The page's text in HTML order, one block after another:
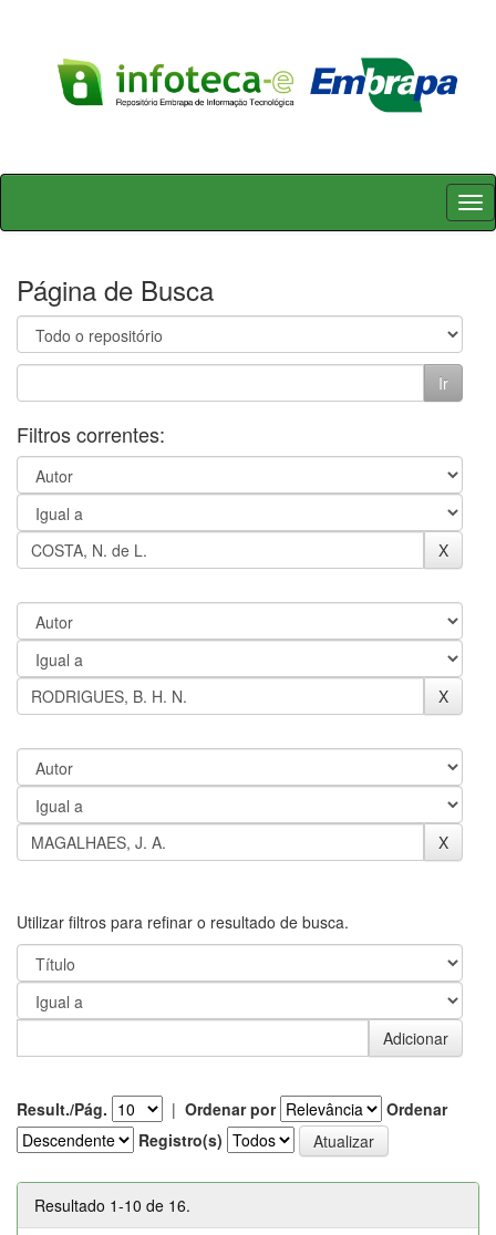
Skip
Página de Busca
Filtros correntes:
Utilizar filtros para refinar o resultado de busca.
Result./Pág. | Ordenar por
Ordenar
Registro(s)
Resultado 1-10 de 16.